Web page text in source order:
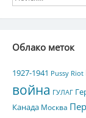
Облако меток
1927-1941 Pussy Riot
война ГУЛАГ
Канада Москва